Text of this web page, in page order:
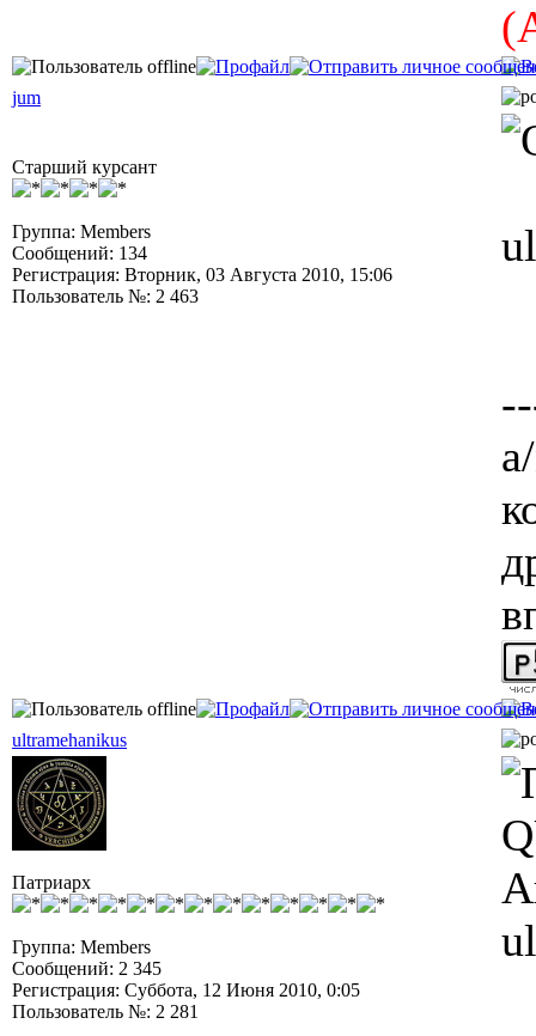
jum
Старший курсант
Группа: Members
Сообщений: 134
Регистрация: Вторник, 03 Августа 2010, 15:06
Пользователь №: 2 463
ultramehanikus
Патриарх
Группа: Members
Сообщений: 2 345
Регистрация: Суббота, 12 Июня 2010, 0:05
Пользователь №: 2 281